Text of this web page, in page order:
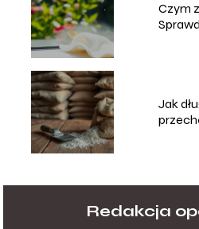
Czym
Jak
Redakcja